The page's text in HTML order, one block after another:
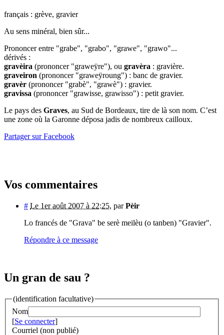
français : grève, gravier
Au sens minéral, bien sûr...
Prononcer entre "grabe", "grabo", "grawe", "grawo"...
dérivés :
gravèira (prononcer "graweÿre"), ou gravèra : gravière.
graveiron (prononcer "graweÿroung") : banc de gravier.
gravèr (prononcer "grabè", "grawè") : gravier.
gravissa (prononcer "grawisse, grawisso") : petit gravier.
Le pays des Graves, au Sud de Bordeaux, tire de là son nom. C’est
une zone où la Garonne déposa jadis de nombreux cailloux.
Partager sur Facebook
Vos commentaires
# Le 1er août 2007 à 22:25, parPèir
Lo francés de "Grava" be serè meilèu (o tanben) "Gravier".
Répondre à ce message
Un gran de sau ?
(identification facultative)
Nom
[Se connecter]
Courriel (non publié)